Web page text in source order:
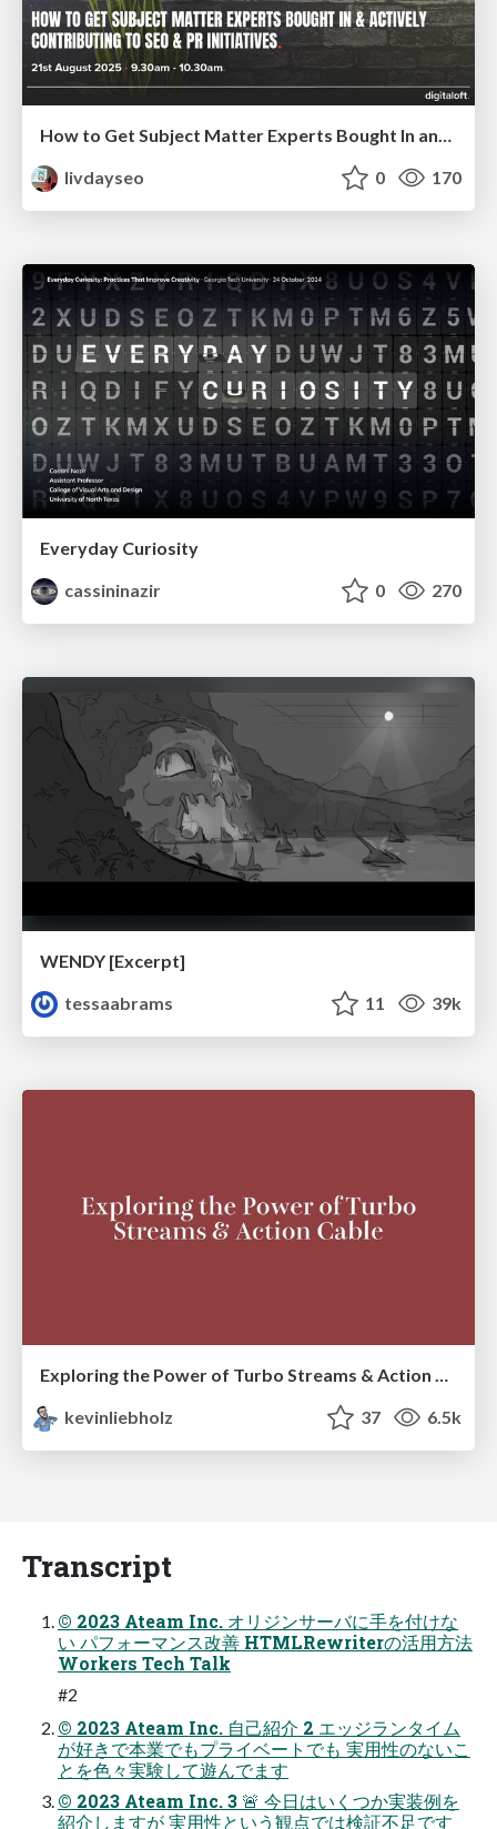
livdayseo
0 170
Everyday Curiosity
cassininazir
0 270
WENDY [Excerpt]
tessaabrams
11 39k
kevinliebholz
37 6.5k
Transcript
© 2023 Ateam Inc. オリジンサーバに⼿を付けな
い パフォーマンス改善 HTMLRewriterの活⽤⽅法
Workers Tech Talk
#2
© 2023 Ateam Inc. ⾃⼰紹介 2 エッジランタイム
が好きで本業でもプライベートでも 実⽤性のないこ
とを⾊々実験して遊んでます
© 2023 Ateam Inc. 3 🚨 今⽇はいくつか実装例を
紹介しますが 実⽤性という観点では検証不⾜です